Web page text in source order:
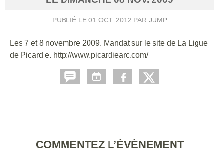
PUBLIÉ LE 01 OCT. 2012 PAR JUMP
Les 7 et 8 novembre 2009. Mandat sur le site de La Ligue
de Picardie. http://www.picardiearc.com/
COMMENTEZ L’ÉVÈNEMENT